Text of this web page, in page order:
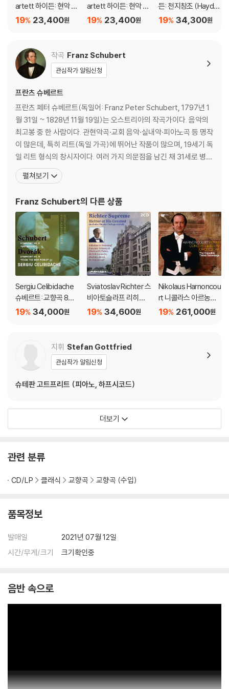
artett 하이든: 현악 사
중주 22집 (Haydn: St
23,400원
19%
artett 하이든: 현악 사
중주 21집 (Haydn: Str
23,400원
19%
든: 천지창조 (Haydn:
La Creation du mon
34,300원
19%
작곡 Franz Schubert
관심작가 알림신청
프란츠 슈베르트
프란츠 페터 슈베르트(독일어: Franz Peter Schubert, 1797년 1
월 31일 ~ 1828년 11월 19일)는 오스트리아의 작곡가이다. 음악의
최고봉 중 한 사람이다. 관현악곡·교회 음악·실내악·피아노곡 등 명작
이 많은데, 특히 리트(독일 가곡)에 뛰어난 작품이 많으며, 19세기 독
일 리트 형식의 창시자이다. 여러 가지 의문점을 남긴 채 31세로 병사
한 그는 가난과 타고난 병약함 등의 어려움에도 불구하고 600여 편
의 가곡, 13편의 교향곡, 소나타, 오페라 등을 작곡했으며, 가곡의 왕
슐레지엔의
펼쳐보기
Franz Schubert의 다른 상품
Sergiu Celibidache
슈베르트: 교향곡 8번
'미완성' / 드보르작: 교
ished Symphony / D
vorak: From the Ne
w World) [UHQCD]
34,000원
19%
Sviatoslav Richter 스
비아토슬라프 리히테
르 라이브 레코딩 모음
atest)
34,600원
19%
Nikolaus Harnoncou
rt 니콜라스 아르농쿠
르 RCO 텔덱 녹음 전집
261,000원
19%
지휘 Stefan Gottfried
관심작가 알림신청
슈테판 고트프리트 (피아노, 하프시코드)
더보기
관련 분류
CD/LP 클래식 교향곡 교향곡 (수입)
품목정보
발매일
2021년 07월 12일
시간/무게/크기
크기확인중
음반 속으로